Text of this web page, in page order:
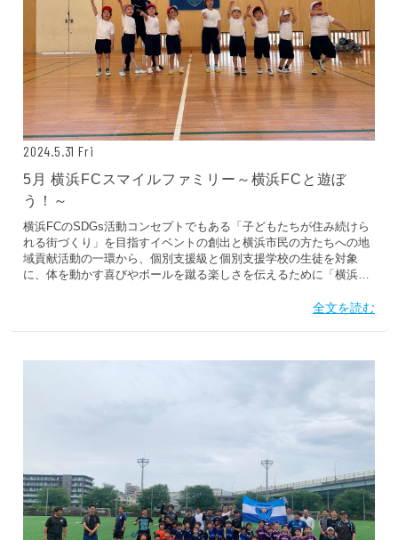
2024.5.31 Fri
5月 横浜FCスマイルファミリー～横浜FCと遊ぼ
う！～
横浜FCのSDGs活動コンセプトでもある「子どもたちが住み続けら
れる街づくり」を目指すイベントの創出と横浜市民の方たちへの地
域貢献活動の一環から、個別支援級と個別支援学校の生徒を対象
に、体を動かす喜びやボールを蹴る楽しさを伝えるために「横浜FC
対象に活動を広げていきます！ 2024年5月においては以下の通り、
全文を読む